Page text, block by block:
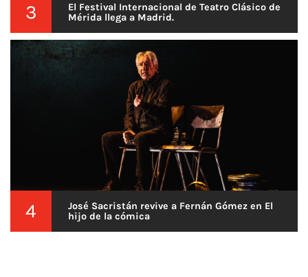
3
El Festival Internacional de Teatro Clásico de
Mérida llega a Madrid.
4
José Sacristán revive a Fernán Gómez en El
hijo de la cómica